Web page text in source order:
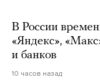
В России
«Яндекс»,
и банков
10 часов назад